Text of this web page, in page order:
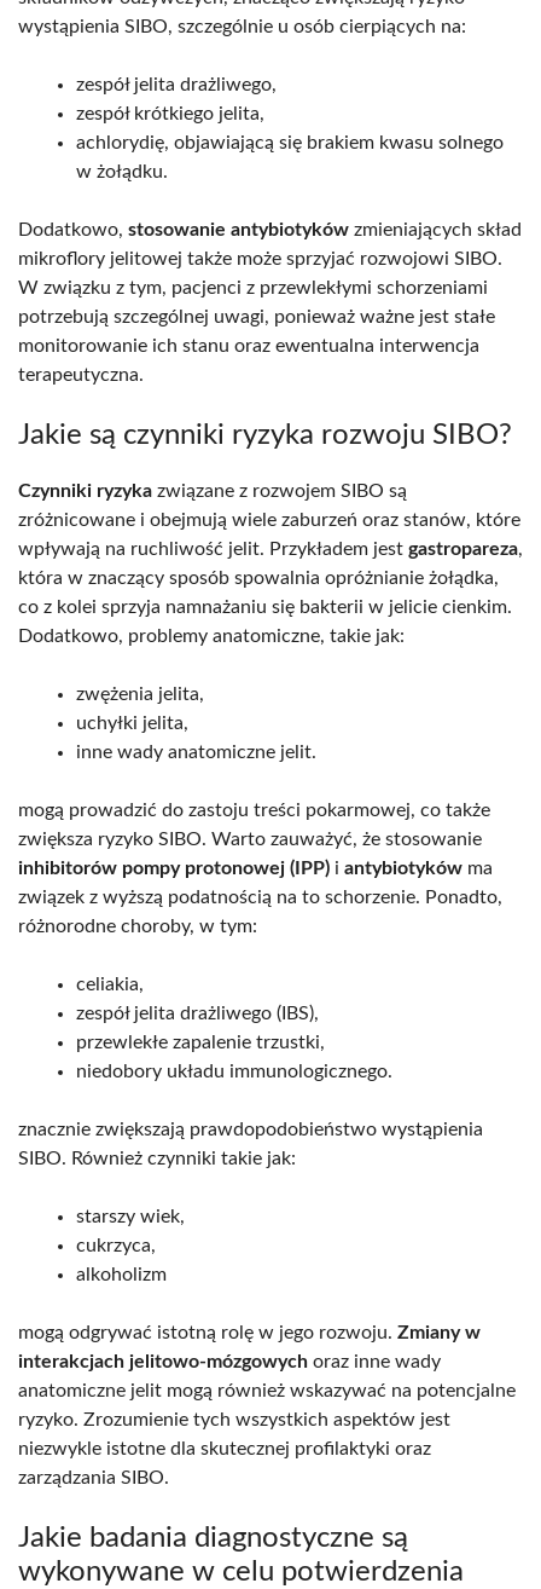
wystąpienia SIBO, szczególnie u osób cierpiących na:
zespół jelita drażliwego,
zespół krótkiego jelita,
achlorydię, objawiającą się brakiem kwasu solnego
w żołądku.
Dodatkowo, stosowanie antybiotyków zmieniających skład
mikroflory jelitowej także może sprzyjać rozwojowi SIBO.
W związku z tym, pacjenci z przewlekłymi schorzeniami
potrzebują szczególnej uwagi, ponieważ ważne jest stałe
monitorowanie ich stanu oraz ewentualna interwencja
terapeutyczna.
Jakie są czynniki ryzyka rozwoju SIBO?
Czynniki ryzyka związane z rozwojem SIBO są
zróżnicowane i obejmują wiele zaburzeń oraz stanów, które
wpływają na ruchliwość jelit. Przykładem jest gastropareza,
która w znaczący sposób spowalnia opróżnianie żołądka,
co z kolei sprzyja namnażaniu się bakterii w jelicie cienkim.
Dodatkowo, problemy anatomiczne, takie jak:
zwężenia jelita,
uchyłki jelita,
inne wady anatomiczne jelit.
mogą prowadzić do zastoju treści pokarmowej, co także
zwiększa ryzyko SIBO. Warto zauważyć, że stosowanie
inhibitorów pompy protonowej (IPP) i antybiotyków ma
związek z wyższą podatnością na to schorzenie. Ponadto,
różnorodne choroby, w tym:
celiakia,
zespół jelita drażliwego (IBS),
przewlekłe zapalenie trzustki,
niedobory układu immunologicznego.
znacznie zwiększają prawdopodobieństwo wystąpienia
SIBO. Również czynniki takie jak:
starszy wiek,
cukrzyca,
alkoholizm
mogą odgrywać istotną rolę w jego rozwoju. Zmiany w
interakcjach jelitowo-mózgowych oraz inne wady
anatomiczne jelit mogą również wskazywać na potencjalne
ryzyko. Zrozumienie tych wszystkich aspektów jest
niezwykle istotne dla skutecznej profilaktyki oraz
zarządzania SIBO.
Jakie badania diagnostyczne są
wykonywane w celu potwierdzenia